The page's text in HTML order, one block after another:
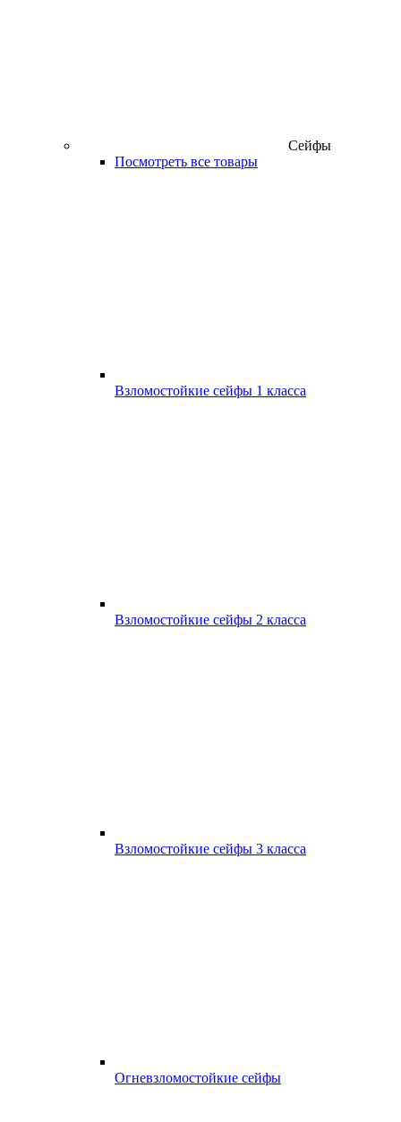
Сейфы
Посмотреть все товары
Взломостойкие сейфы 1 класса
Взломостойкие сейфы 2 класса
Взломостойкие сейфы 3 класса
Огневзломостойкие сейфы